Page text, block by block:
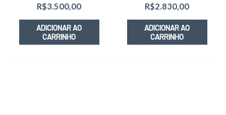
R$3.500,00
ADICIONAR AO
CARRINHO
R$2.830,00
ADICIONAR AO
CARRINHO